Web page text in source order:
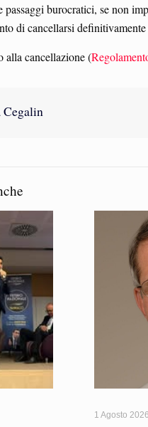
passaggi burocratici, se non
di cancellarsi definitivamente
cancellazione (
1 Agosto 2026